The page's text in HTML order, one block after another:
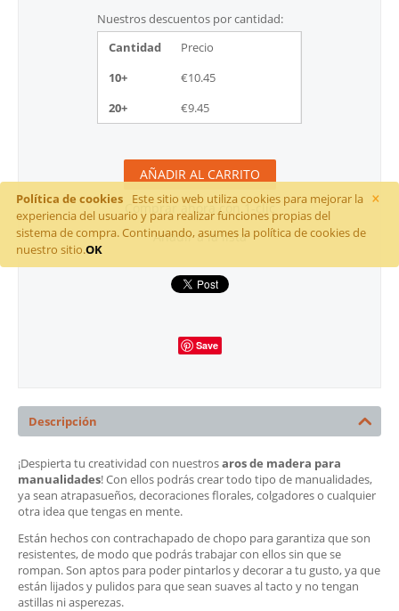
×
Política de cookies
Este sitio web utiliza cookies para mejorar la
experiencia del usuario y para realizar funciones propias del
sistema de compra. Continuando, asumes la política de cookies de
nuestro sitio.OK
Nuestros descuentos por cantidad:
Cantidad
Precio
10+
€10.45
20+
€9.45
AÑADIR AL CARRITO
Comprar ahora con 1-clic
Añadir a la lista
Save
Descripción
¡Despierta tu creatividad con nuestrosaros de madera para
manualidades! Con ellos podrás crear todo tipo de manualidades,
ya sean atrapasueños, decoraciones florales, colgadores o cualquier
otra idea que tengas en mente.
Están hechos con contrachapado de chopo para garantiza que son
resistentes, de modo que podrás trabajar con ellos sin que se
rompan. Son aptos para poder pintarlos y decorar a tu gusto, ya que
están lijados y pulidos para que sean suaves al tacto y no tengan
astillas ni asperezas.